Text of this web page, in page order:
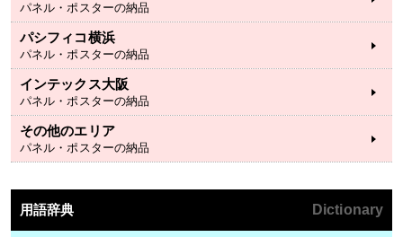
パネル・ポスターの納品
パシフィコ横浜
パネル・ポスターの納品
インテックス大阪
パネル・ポスターの納品
その他のエリア
パネル・ポスターの納品
用語辞典 Dictionary